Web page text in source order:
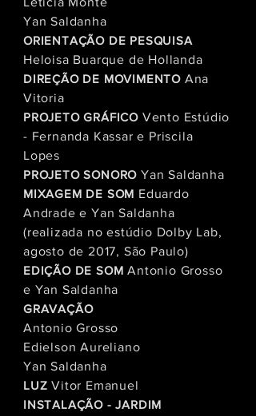
Yan Saldanha
ORIENTAÇÃO DE PESQUISA
Heloisa Buarque de Hollanda
DIREÇÃO DE MOVIMENTO Ana
Vitoria
PROJETO GRÁFICO Vento Estúdio
- Fernanda Kassar e Priscila
Lopes
PROJETO SONORO Yan Saldanha
MIXAGEM DE SOM Eduardo
Andrade eYan Saldanha
(realizada no estúdio Dolby Lab,
agosto de 2017, São Paulo)
EDIÇÃO DE SOM Antonio Grosso
e Yan Saldanha
GRAVAÇÃO
Antonio Grosso
Edielson Aureliano
Yan Saldanha
LUZVitor Emanuel
INSTALAÇÃO - JARDIM